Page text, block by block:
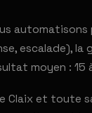
escalade),
moyen :
et toute